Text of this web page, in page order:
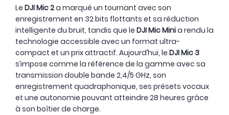
Le DJI Mic 2a marqué un tournant avec son
enregistrement en 32 bits flottants et sa réduction
intelligente du bruit, tandis que le DJI Mic Minia rendu la
technologie accessible avec un format ultra-
compact et un prix attractif. Aujourd’hui, le DJI Mic 3
s’impose comme la référence de la gamme avec sa
transmission double bande 2,4/5 GHz, son
enregistrement quadraphonique, ses présets vocaux
et une autonomie pouvant atteindre 28 heures grâce
à son boîtier de charge.